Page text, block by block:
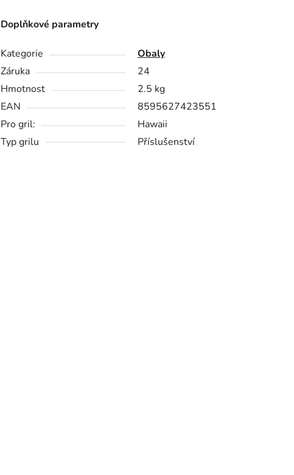
Doplňkové parametry
Kategorie
Obaly
Záruka
24
Hmotnost
2.5 kg
EAN
8595627423551
Pro gril:
Hawaii
Typ grilu
Příslušenství